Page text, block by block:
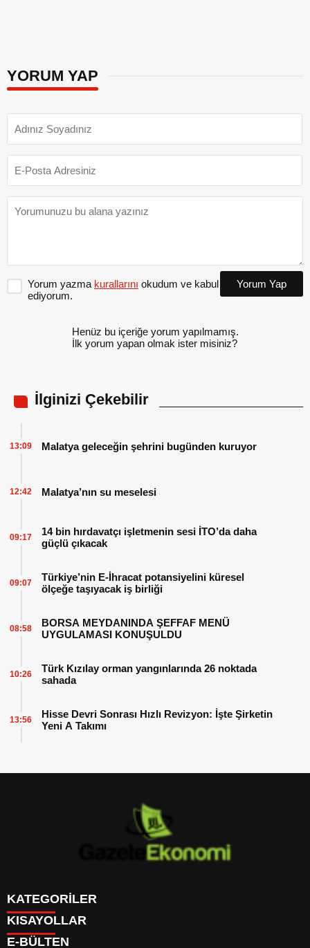
YORUM YAP
Yorum yazma kurallarını okudum ve kabul
ediyorum.
Yorum Yap
Henüz bu içeriğe yorum yapılmamış.
İlk yorum yapan olmak ister misiniz?
İlginizi Çekebilir
Malatya geleceğin şehrini bugünden kuruyor
13:09
Malatya’nın su meselesi
12:42
14 bin hırdavatçı işletmenin sesi İTO’da daha
güçlü çıkacak
09:17
Türkiye’nin E-İhracat potansiyelini küresel
ölçeğe taşıyacak iş birliği
09:07
BORSA MEYDANINDA ŞEFFAF MENÜ
UYGULAMASI KONUŞULDU
08:58
Türk Kızılay orman yangınlarında 26 noktada
sahada
10:26
Hisse Devri Sonrası Hızlı Revizyon: İşte Şirketin
Yeni A Takımı
13:56
KATEGORİLER
GÜNDEM
DÜNYA
KISAYOLLAR
E-BÜLTEN